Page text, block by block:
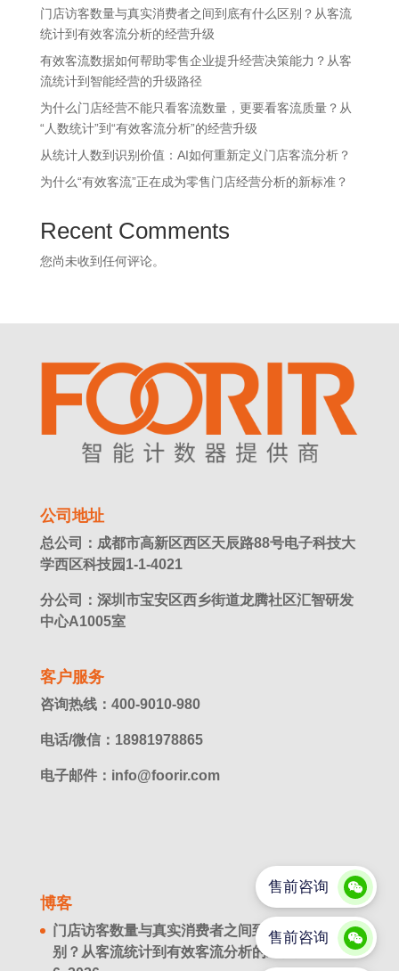
门店访客数量与真实消费者之间到底有什么区别？从客流
统计到有效客流分析的经营升级
有效客流数据如何帮助零售企业提升经营决策能力？从客
流统计到智能经营的升级路径
为什么门店经营不能只看客流数量，更要看客流质量？从
“人数统计”到“有效客流分析”的经营升级
从统计人数到识别价值：AI如何重新定义门店客流分析？
为什么“有效客流”正在成为零售门店经营分析的新标准？
Recent Comments
您尚未收到任何评论。
公司地址
总公司：成都市高新区西区天辰路88号电子科技大
学西区科技园1-1-4021
分公司：深圳市宝安区西乡街道龙腾社区汇智研发
中心A1005室
客户服务
咨询热线：400-9010-980
电话/微信：18981978865
电子邮件：info@foorir.com
博客
门店访客数量与真实消费者之间到底有什么区
别？从客流统计到有效客流分析的经营升级
8 月